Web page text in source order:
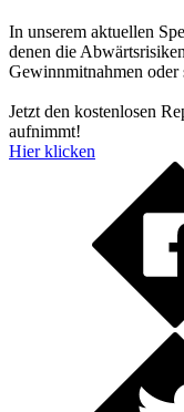
In unserem aktuellen
denen die
Gewinnmitnahmen oder
Jetzt den kostenlosen
aufnimmt!
Hier klicken